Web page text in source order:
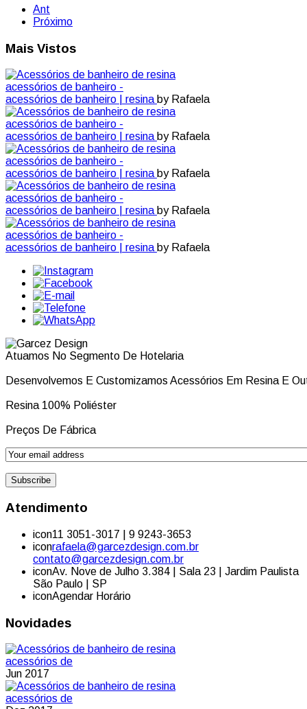
Ant
Próximo
Mais Vistos
acessórios de banheiro -
acessórios de banheiro | resina by Rafaela
acessórios de banheiro -
acessórios de banheiro | resina by Rafaela
acessórios de banheiro -
acessórios de banheiro | resina by Rafaela
acessórios de banheiro -
acessórios de banheiro | resina by Rafaela
acessórios de banheiro -
acessórios de banheiro | resina by Rafaela
Atuamos No Segmento De Hotelaria
Desenvolvemos E Customizamos Acessórios Em Resina E
Resina 100% Poliéster
Preços De Fábrica
Atendimento
icon11 3051-3017 | 9 9243-3653
iconrafaela@garcezdesign.com.br
contato@garcezdesign.com.br
iconAv. Nove de Julho 3.384 | Sala 23 | Jardim Paulista
São Paulo | SP
iconAgendar Horário
Novidades
acessórios de
Jun 2017
acessórios de